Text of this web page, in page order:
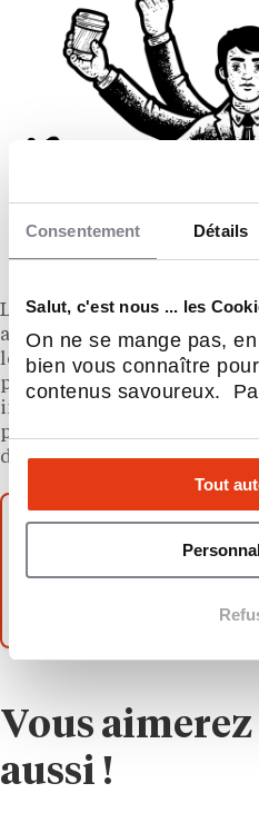
Consentement Détails
Salut, c'est nous ... les
On ne se mange pas,
bien vous connaître
contenus savoureux.
Tout
L’héritage de Toshifumi
a démontré qu’un réseau
logistique rigoureuse et
pouvait transformer un
infrastructure de service
proximité européens, qui
diversifier leurs services,
Pourquoi la franchise 7-
Vous aimerez
aussi !